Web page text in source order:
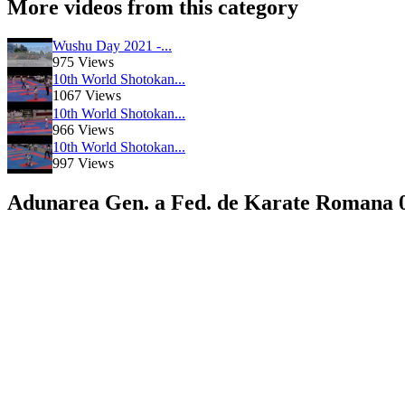
More videos from this category
Wushu Day 2021 -...
975 Views
10th World Shotokan...
1067 Views
10th World Shotokan...
966 Views
10th World Shotokan...
997 Views
Adunarea Gen. a Fed. de Karate Romana